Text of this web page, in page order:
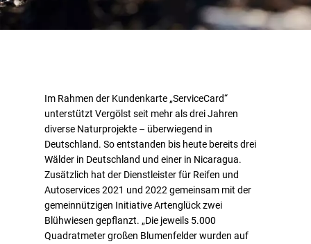
Im Rahmen der Kundenkarte „ServiceCard“
unterstützt Vergölst seit mehr als drei Jahren
diverse Naturprojekte – überwiegend in
Deutschland. So entstanden bis heute bereits drei
Wälder in Deutschland und einer in Nicaragua.
Zusätzlich hat der Dienstleister für Reifen und
Autoservices 2021 und 2022 gemeinsam mit der
gemeinnützigen Initiative Artenglück zwei
Blühwiesen gepflanzt. „Die jeweils 5.000
Quadratmeter großen Blumenfelder wurden auf